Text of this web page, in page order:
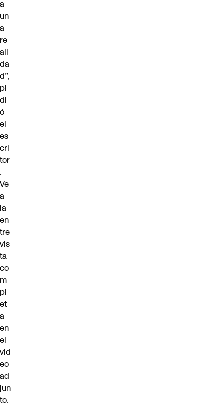
a
un
a
re
ali
da
d”,
pi
di
ó
el
es
cri
tor
.
Ve
a
la
en
tre
vis
ta
co
m
pl
et
a
en
el
vid
eo
ad
jun
to.